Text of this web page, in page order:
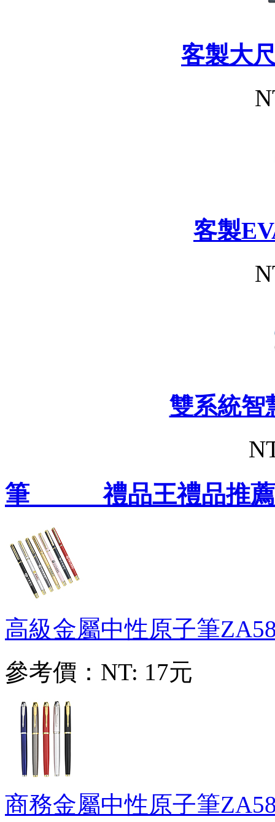
客製大
客製
雙系統智
筆 禮品王禮品推薦
高級金屬中性原子筆
參考價： NT: 17元
商務金屬中性原子筆